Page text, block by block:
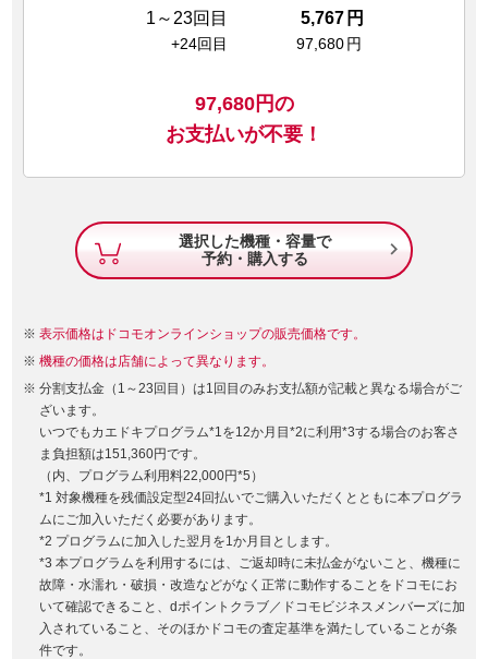
1～23回目
5,767 円
+24回目 97,680 円
97,680円の
お支払いが不要！
選択した機種・容量で
予約・購入する

表示価格はドコモオンラインショップの販売価格です。
機種の価格は店舗によって異なります。
分割支払金（1～23回目）は1回目のみお支払額が記載と異なる場合がご
ざいます。
いつでもカエドキプログラム*1を12か月目*2に利用*3する場合のお客さ
ま負担額は151,360円です。
（内、プログラム利用料22,000円*5）
*1 対象機種を残価設定型24回払いでご購入いただくとともに本プログラ
ムにご加入いただく必要があります。
*2 プログラムに加入した翌月を1か月目とします。
*3 本プログラムを利用するには、ご返却時に未払金がないこと、機種に
故障・水濡れ・破損・改造などがなく正常に動作することをドコモにお
いて確認できること、dポイントクラブ／ドコモビジネスメンバーズに加
入されていること、そのほかドコモの査定基準を満たしていることが条
件です。